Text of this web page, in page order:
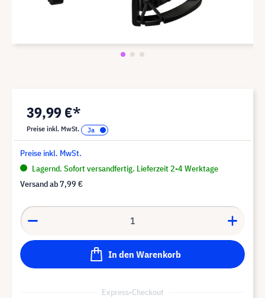
39,99 €*
Preise inkl. MwSt.
Preise inkl. MwSt.
Lagernd. Sofort versandfertig. Lieferzeit 2-4 Werktage
Versand ab7,99 €
In den Warenkorb
Express-Checkout